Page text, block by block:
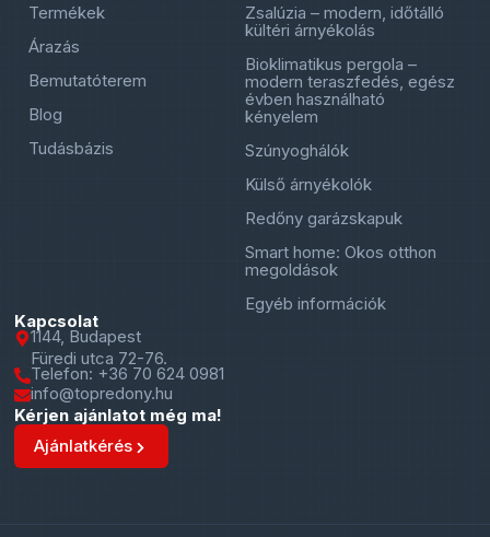
Termékek
Árazás
Bemutatóterem
Blog
Tudásbázis
Zsalúzia – modern, időtálló
kültéri árnyékolás
Bioklimatikus pergola –
modern teraszfedés, egész
évben használható
kényelem
Szúnyoghálók
Külső árnyékolók
Redőny garázskapuk
Smart home: Okos otthon
megoldások
Egyéb információk
Kapcsolat
1144, Budapest
Füredi utca 72-76.
Telefon: +36 70 624 0981
info@topredony.hu
Kérjen ajánlatot még ma!
Ajánlatkérés